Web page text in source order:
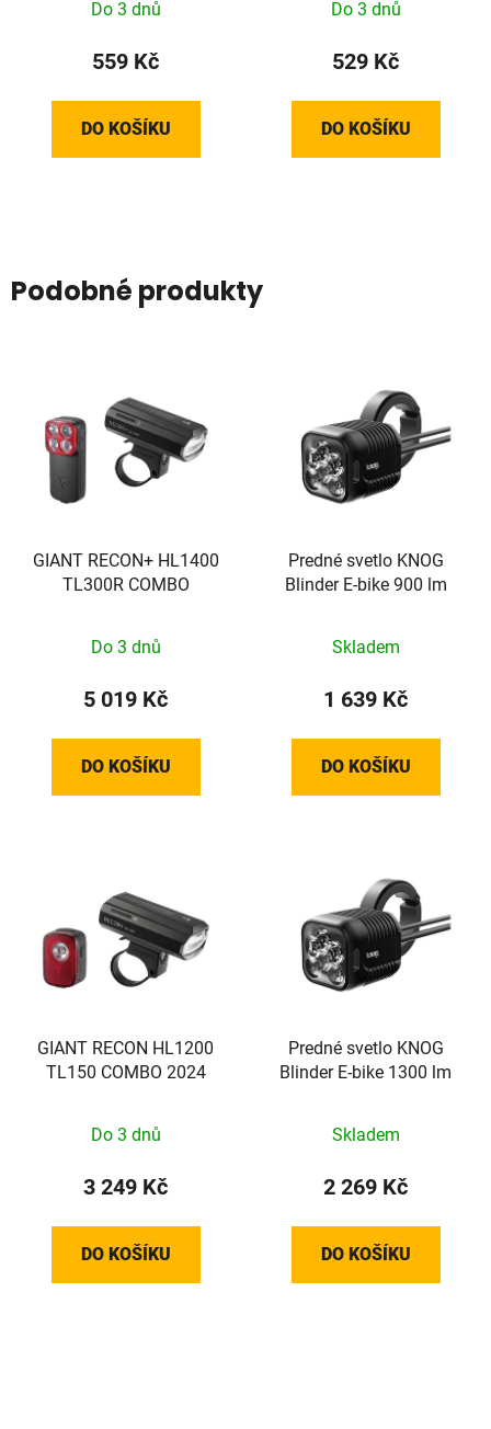
Do 3 dnů
559 Kč
DO KOŠÍKU
Do 3 dnů
529 Kč
DO KOŠÍKU
Podobné produkty
GIANT RECON+ HL1400
TL300R COMBO
Do 3 dnů
5 019 Kč
DO KOŠÍKU
Predné svetlo KNOG
Blinder E-bike 900 lm
Skladem
1 639 Kč
DO KOŠÍKU
GIANT RECON HL1200
TL150 COMBO 2024
Do 3 dnů
3 249 Kč
DO KOŠÍKU
Predné svetlo KNOG
Blinder E-bike 1300 lm
Skladem
2 269 Kč
DO KOŠÍKU